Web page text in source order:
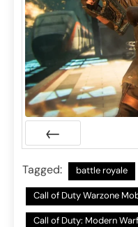
Tagged: battle royale
Call of Duty Warzone
Call of Duty: Modern